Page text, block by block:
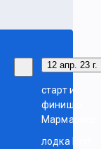
12 апр. 23 г.
старт и
финиш в
Мармарисе
лодка First